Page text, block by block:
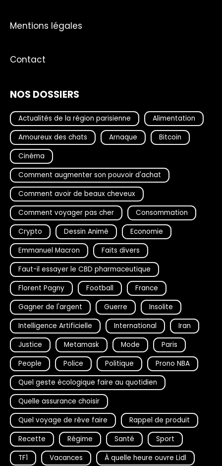
Mentions légales
Contact
NOS DOSSIERS
Actualités de la région parisienne
Alimentation
Amoureux des chats
Arnaque
Bitcoin
Cinéma
Comment augmenter son pouvoir d'achat
Comment avoir de beaux cheveux
Comment voyager pas cher
Consommation
Crypto
Dessin Animé
Economie
Emmanuel Macron
Faits divers
Faut-il essayer le CBD pharmaceutique
Florent Pagny
Football
France
Gagner de l'argent
Guerre
Insolite
Intelligence Artificielle
International
Iran
Justice
Metamask Mode
Paris
People
Police Politique
Prono NBA
Quel geste écologique faire au quotidien
Quelle assurance choisir
Quel voyage de rêve faire
Rappel de produit
Recette
Régime Santé
Sport
TF1
Vacances À quelle heure ouvre Lidl